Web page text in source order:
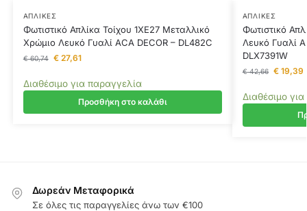
ΑΠΛΊΚΕΣ
Φωτιστικό Απλίκα Τοίχου 1ΧΕ27 Μεταλλικό
Χρώμιο Λευκό Γυαλί ACA DECOR – DL482C
€60,74 €27,61
Διαθέσιμο για παραγγελία
Προσθήκη στο καλάθι
ΑΠΛΊΚΕΣ
Φωτιστικό
Λευκό Γυαλί
DLX7391W
€42,66 €19,39
Διαθέσιμο
Δωρεάν Μεταφορικά
Σε όλες τις παραγγελίες άνω των €100